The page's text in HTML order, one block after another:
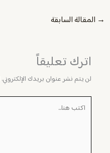
→ المقالة السابقة
اترك تعليقاً
لن يتم نشر عنوان بريدك الإلكتروني.